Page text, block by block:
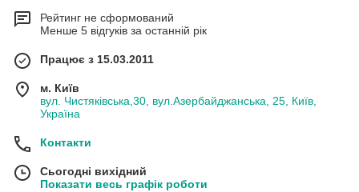
Рейтинг не сформований
Менше 5 відгуків за останній рік
Працює з 15.03.2011
м. Київ
вул. Чистяківська,30, вул.Азербайджанська, 25, Київ,
Україна
Контакти
Сьогодні вихідний
Показати весь графік роботи